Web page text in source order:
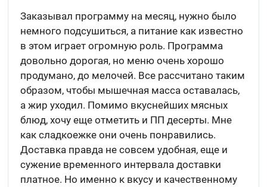
Заказывал программу на месяц, нужно было
немного подсушиться, а питание как известно
в этом играет огромную роль. Программа
довольно дорогая, но меню очень хорошо
продумано, до мелочей. Все рассчитано таким
образом, чтобы мышечная масса оставалась,
а жир уходил. Помимо вкуснейших мясных
блюд, хочу еще отметить и ПП десерты. Мне
как сладкоежке они очень понравились.
Доставка правда не совсем удобная, еще и
сужение временного интервала доставки
платное. Но именно к вкусу и качественному